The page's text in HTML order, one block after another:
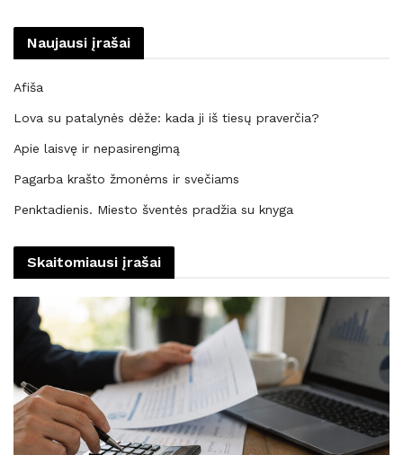
Naujausi įrašai
Afiša
Lova su patalynės dėže: kada ji iš tiesų praverčia?
Apie laisvę ir nepasirengimą
Pagarba krašto žmonėms ir svečiams
Penktadienis. Miesto šventės pradžia su knyga
Skaitomiausi įrašai